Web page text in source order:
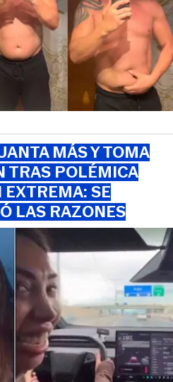
MÁS Y TOMA
TRAS POLÉMICA
EXTREMA: SE
LAS RAZONES